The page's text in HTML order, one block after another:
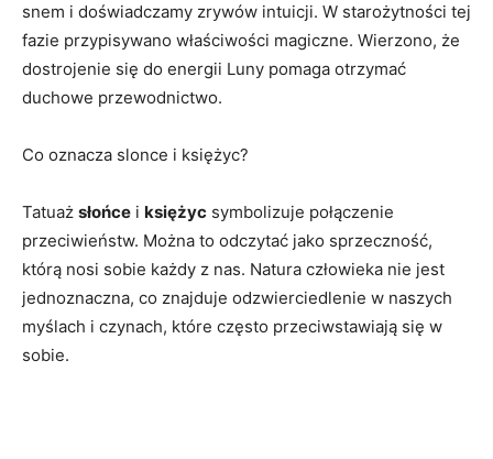
snem i doświadczamy zrywów intuicji. W starożytności tej
fazie przypisywano właściwości magiczne. Wierzono, że
dostrojenie się do energii Luny pomaga otrzymać
duchowe przewodnictwo.
Co oznacza slonce i księżyc?
Tatuaż słońce i księżyc symbolizuje połączenie
przeciwieństw. Można to odczytać jako sprzeczność,
którą nosi sobie każdy z nas. Natura człowieka nie jest
jednoznaczna, co znajduje odzwierciedlenie w naszych
myślach i czynach, które często przeciwstawiają się w
sobie.